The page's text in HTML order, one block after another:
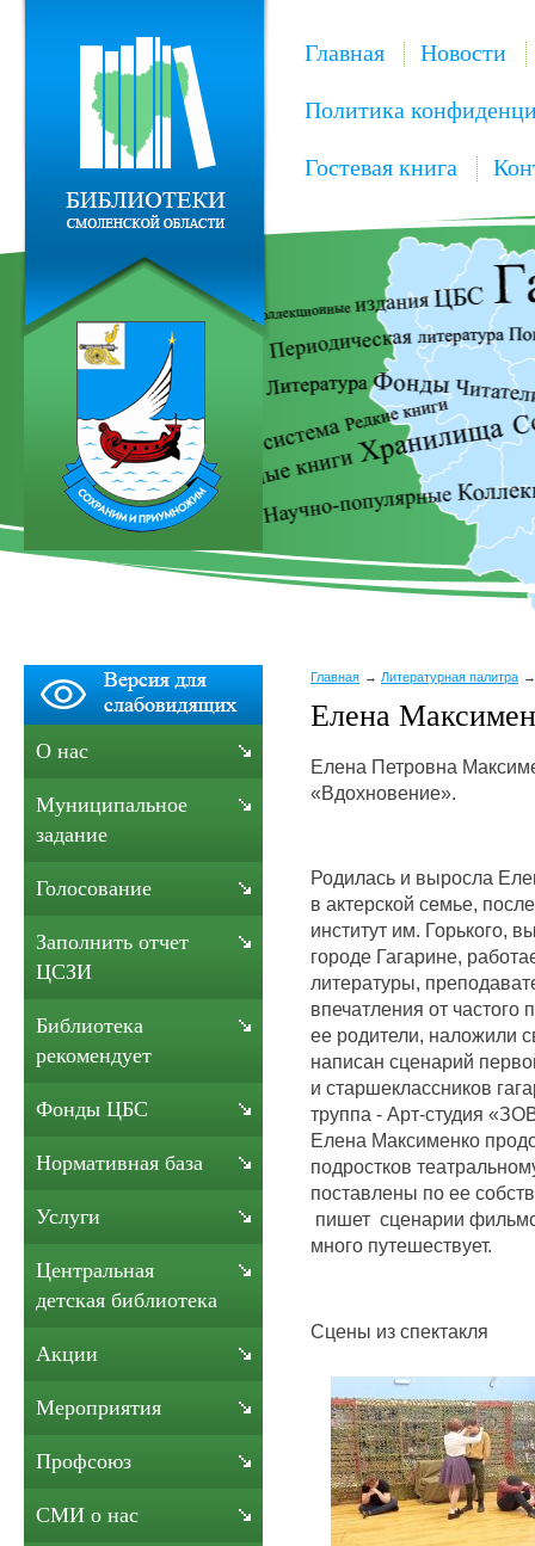
Главная Новости
Политика
Гостевая книга
Главная Литературная палитра
Елена
Елена Петровна
«Вдохновение».
Родилась и выросла
в актерской семье,
институт им. Горького,
городе Гагарине,
литературы,
впечатления от частого
ее родители, наложили
написан сценарий
и старшеклассников
труппа - Арт-студия
Елена Максименко
подростков
поставлены по ее
пишет сценарии
много путешествует.
Сцены из спектакля
О нас
Муниципальное
задание
Голосование
Заполнить отчет
ЦСЗИ
Библиотека
рекомендует
Фонды ЦБС
Нормативная база
Услуги
Центральная
детская библиотека
Акции
Мероприятия
Профсоюз
СМИ о нас